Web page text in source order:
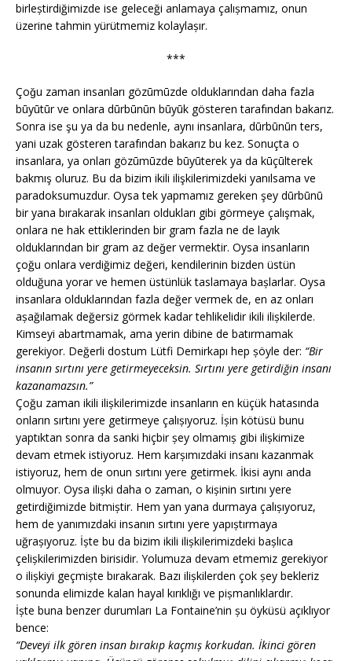
birleștirdiğimizde ise geleceği anlamaya çalıșmamız, onun
üzerine tahmin yürütmemiz kolaylașır.
***
Çoǧu zaman insanları gözūmūzde olduklarından daha fazla
būyūtūr ve onlara dūrbūnūn būyūk gösteren tarafından bakarız.
Sonra ise şu ya da bu nedenle, aynı insanlara, dūrbūnūn ters,
yani uzak gösteren tarafından bakarız bu kez. Sonuçta o
insanlara, ya onları gözūmūzde būyūterek ya da kūçūlterek
bakmış oluruz. Bu da bizim ikili ilişkilerimizdeki yanılsama ve
paradoksumuzdur. Oysa tek yapmamız gereken şey dūrbūnū
bir yana bırakarak insanları oldukları gibi görmeye çalışmak,
onlara ne hak ettiklerinden bir gram fazla ne de layık
olduklarından bir gram az deǧer vermektir. Oysa insanların
çoğu onlara verdiğimiz değeri, kendilerinin bizden üstün
olduğuna yorar ve hemen üstünlük taslamaya bașlarlar. Oysa
insanlara olduklarından fazla değer vermek de, en az onları
așağılamak değersiz görmek kadar tehlikelidir ikili ilișkilerde.
Kimseyi abartmamak, ama yerin dibine de batırmamak
gerekiyor. Değerli dostum Lütfi Demirkapı hep șöyle der: “Bir
insanın sırtını yere getirmeyeceksin. Sırtını yere getirdiğin insanı
kazanamazsın.”
Çoğu zaman ikili ilișkilerimizde insanların en küçük hatasında
onların sırtını yere getirmeye çalıșıyoruz. İșin kötüsü bunu
yaptıktan sonra da sanki hiçbir șey olmamıș gibi ilișkimize
devam etmek istiyoruz. Hem karșımızdaki insanı kazanmak
istiyoruz, hem de onun sırtını yere getirmek. İkisi aynı anda
olmuyor. Oysa ilișki daha o zaman, o kișinin sırtını yere
getirdiğimizde bitmiștir. Hem yan yana durmaya çalıșıyoruz,
hem de yanımızdaki insanın sırtını yere yapıștırmaya
uğrașıyoruz. İște bu da bizim ikili ilișkilerimizdeki bașlıca
çelișkilerimizden birisidir. Yolumuza devam etmemiz gerekiyor
o ilișkiyi geçmiște bırakarak. Bazı ilișkilerden çok șey bekleriz
sonunda elimizde kalan hayal kırıklığı ve pișmanlıklardır.
İște buna benzer durumları La Fontaine’nin șu öyküsü açıklıyor
bence:
“Deveyi ilk gören insan bırakıp kaçmıș korkudan. İkinci gören